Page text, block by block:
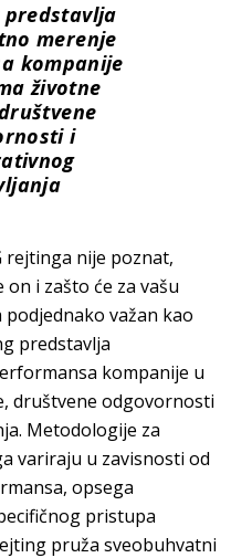
predstavlja
merenje
kompanije
životne
i
rejtinga nije poznat,
on i zašto će za vašu
važan kao
predstavlja
kompanije u
društvene odgovornosti
Metodologije za
variraju u zavisnosti od
opsega
pristupa
pruža sveobuhvatni